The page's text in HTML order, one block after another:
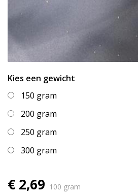
Kies een gewicht
150 gram
200 gram
250 gram
300 gram
€ 2,69 100 gram